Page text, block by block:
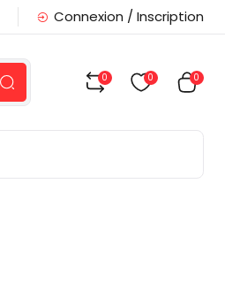
Connexion / Inscription
0 0 0